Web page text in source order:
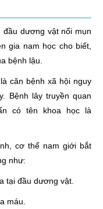
đầu dương vật nổi mụn
gia nam học cho biết,
bệnh lậu.
là căn bệnh xã hội nguy
Bệnh lây truyền quan
có tên khoa học là
cơ thể nam giới bắt
như:
tại đầu dương vật.
máu.